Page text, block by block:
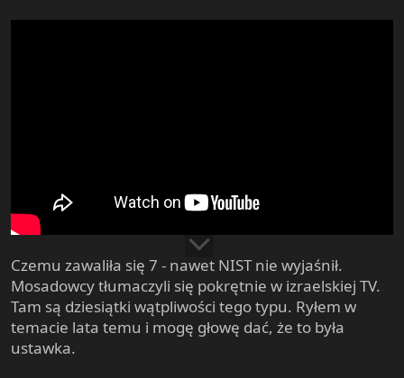
Czemu zawaliła się 7 - nawet NIST nie wyjaśnił.
Mosadowcy tłumaczyli się pokrętnie w izraelskiej TV.
Tam są dziesiątki wątpliwości tego typu. Ryłem w
temacie lata temu i mogę głowę dać, że to była
ustawka.